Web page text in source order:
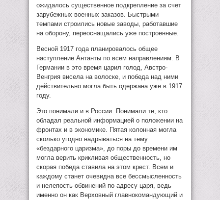
ожидалось существенное подкрепление за счет
зарубежных военных заказов. Быстрыми
темпами строились новые заводы, работавшие
на оборону, переоснащались уже построенные.
Весной 1917 года планировалось общее
наступление Антанты по всем направлениям. В
Германии в это время царил голод, Австро-
Венгрия висела на волоске, и победа над ними
действительно могла быть одержана уже в 1917
году.
Это понимали и в России. Понимали те, кто
обладал реальной информацией о положении на
фронтах и в экономике. Пятая колонная могла
сколько угодно надрываться на тему
«бездарного царизма», до поры до времени им
могла верить крикливая общественность, но
скорая победа ставила на этом крест. Всем и
каждому станет очевидна все бессмысленность
и нелепость обвинений по адресу царя, ведь
именно он как Верховный главнокомандующий и